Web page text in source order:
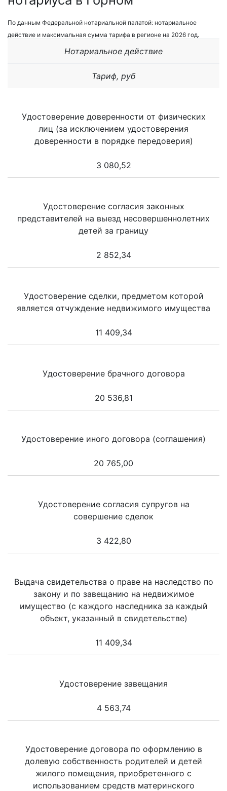
По данным Федеральной нотариальной палатой: нотариальное
действие и максимальная сумма тарифа в регионе на 2026 год.
Нотариальное действие
Тариф, руб
Удостоверение доверенности от физических
лиц (за исключением удостоверения
доверенности в порядке передоверия)
3 080,52
Удостоверение согласия законных
представителей на выезд несовершеннолетних
детей за границу
2 852,34
Удостоверение сделки, предметом которой
является отчуждение недвижимого имущества
11 409,34
Удостоверение брачного договора
20 536,81
Удостоверение иного договора (соглашения)
20 765,00
Удостоверение согласия супругов на
совершение сделок
3 422,80
Выдача свидетельства о праве на наследство по
закону и по завещанию на недвижимое
имущество (с каждого наследника за каждый
объект, указанный в свидетельстве)
11 409,34
Удостоверение завещания
4 563,74
Удостоверение договора по оформлению в
долевую собственность родителей и детей
жилого помещения, приобретенного с
использованием средств материнского